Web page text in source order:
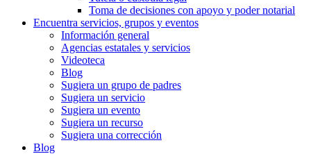
Toma de decisiones con apoyo y poder notarial
Encuentra servicios, grupos y eventos
Información general
Agencias estatales y servicios
Videoteca
Blog
Sugiera un grupo de padres
Sugiera un servicio
Sugiera un evento
Sugiera un recurso
Sugiera una corrección
Blog